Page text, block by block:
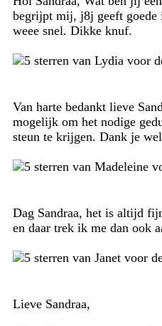
begrijpt mij, j8j geeft goede
weee snel. Dikke knuf.
Van harte bedankt lieve
mogelijk om het nodige
steun te krijgen. Dank je
Dag Sandraa, het is altijd
en daar trek ik me dan ook
Lieve Sandraa,